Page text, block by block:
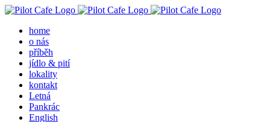
Přeskočit
obsah
home
o nás
příběh
jídlo & pití
lokality
kontakt
Letná
Pankrác
English